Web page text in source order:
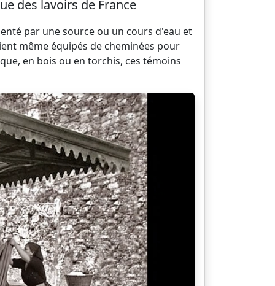
des lavoirs de France
par une source ou un cours d'eau et
même équipés de cheminées pour
en bois ou en torchis, ces témoins